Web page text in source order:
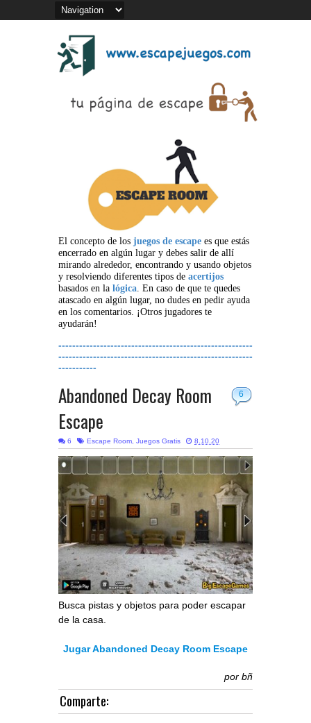
El concepto de los juegos de escape es que estás
encerrado en algún lugar y debes salir de allí
mirando alrededor, encontrando y usando objetos
y resolviendo diferentes tipos de acertijos
basados en la lógica. En caso de que te quedes
atascado en algún lugar, no dudes en pedir ayuda
en los comentarios. ¡Otros jugadores te
ayudarán!
--------------------------------------------------------
--------------------------------------------------------
-----------
6
Abandoned Decay Room
Escape
6 Escape Room, Juegos Gratis 8.10.20
Busca pistas y objetos para poder escapar
de la casa.
Jugar Abandoned Decay Room Escape
por bñ
Comparte: